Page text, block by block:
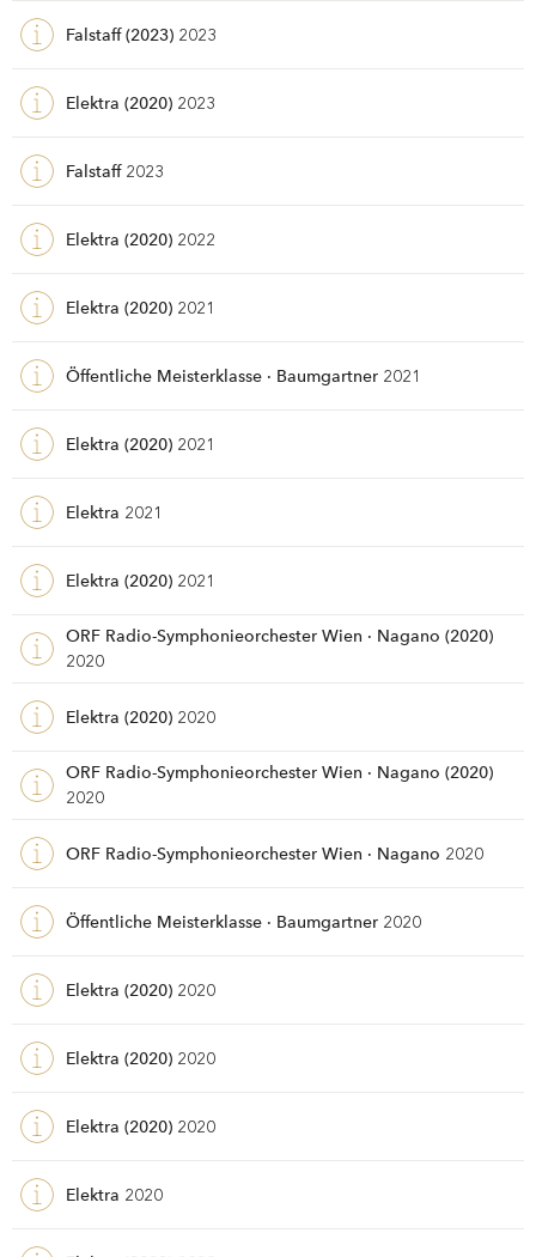
Falstaff (2023) 2023
Elektra (2020) 2023
Falstaff 2023
Elektra (2020) 2022
Elektra (2020) 2021
Öffentliche Meisterklasse · Baumgartner 2021
Elektra (2020) 2021
Elektra 2021
Elektra (2020) 2021
ORF Radio-Symphonie­orchester Wien · Nagano (2020)
2020
Elektra (2020) 2020
ORF Radio-Symphonie­orchester Wien · Nagano (2020)
2020
ORF Radio-Symphonie­orchester Wien · Nagano 2020
Öffentliche Meisterklasse · Baumgartner 2020
Elektra (2020) 2020
Elektra (2020) 2020
Elektra (2020) 2020
Elektra 2020